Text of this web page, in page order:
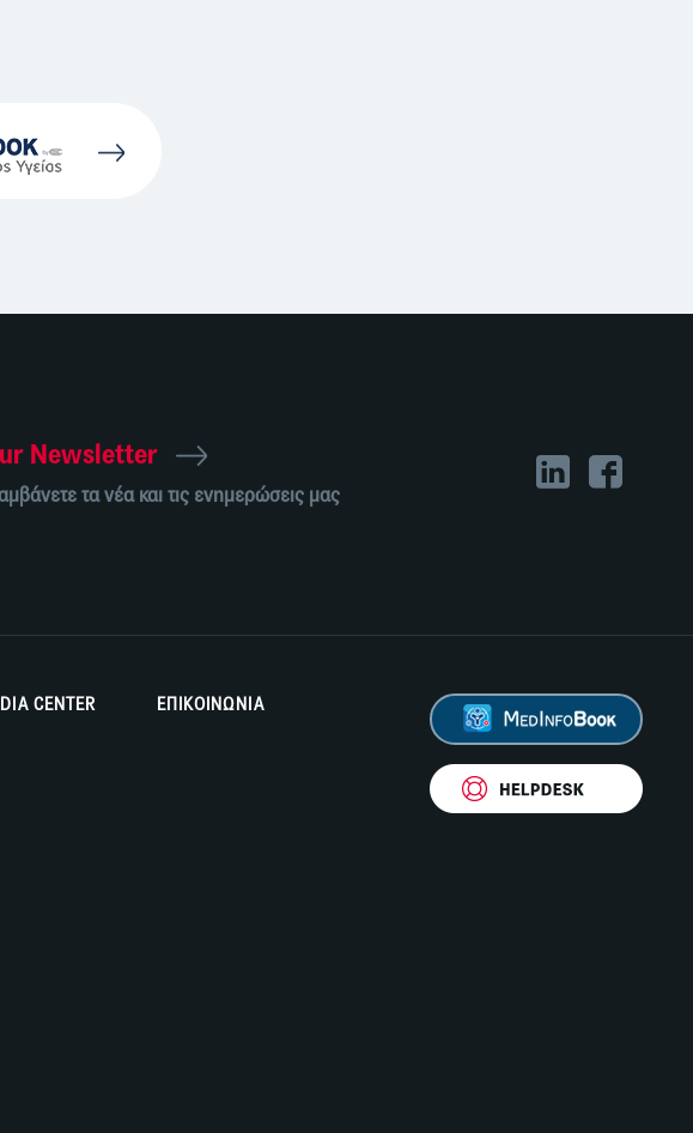
Newsletter
τα νέα και τις ενημερώσεις μας
CENTER ΕΠΙΚΟΙΝΩΝΙΑ